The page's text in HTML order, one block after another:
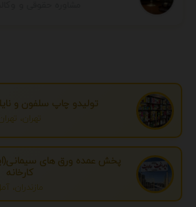
تولیدو چاپ سلفون و
تهران،
پخش عمده ورق های
کارخانه
مازندران،